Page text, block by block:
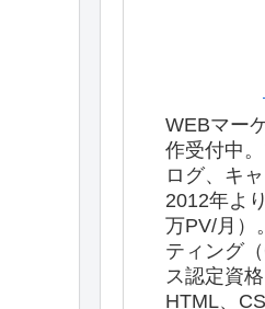
WEBマー
作受付中
ログ、キ
2012年よ
万PV/月）
ティング
ス認定資
HTML、